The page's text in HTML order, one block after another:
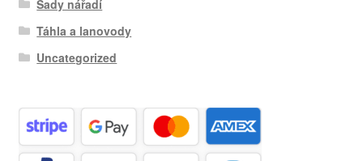
Sady nářadí
Táhla a lanovody
Uncategorized